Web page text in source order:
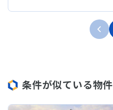
条件が似ている物件